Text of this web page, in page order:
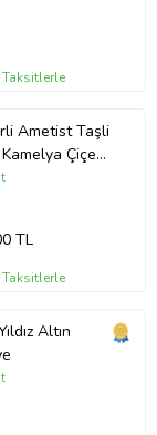
Ametist Taşli
Çiçeği
TL
Altın